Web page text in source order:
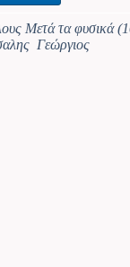
Μετά τα φυσικά
Γεώργιος